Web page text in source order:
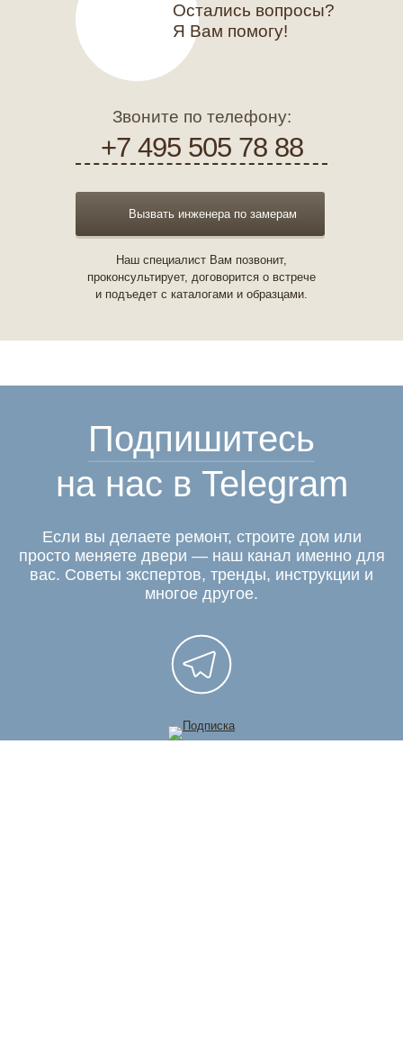
Остались вопросы?
Я Вам помогу!
Звоните по телефону:
+7 495 505 78 88
Вызвать инженера по замерам
Наш специалист Вам позвонит,
проконсультирует, договорится о встрече
и подъедет с каталогами и образцами.
Подпишитесь
на нас в Telegram
Если вы делаете ремонт, строите дом или
просто меняете двери — наш канал именно для
вас. Советы экспертов, тренды, инструкции и
многое другое.